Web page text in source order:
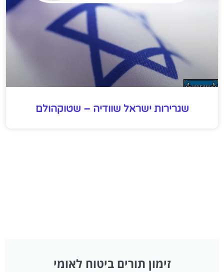
שגרירות ישראל שוודיה – שטוקהולם
זימון תורים ביטוח לאומי